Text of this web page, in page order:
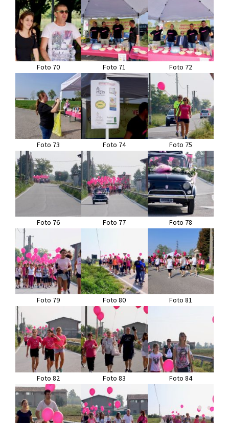
Foto 70 Foto 71 Foto 72
Foto 73 Foto 74 Foto 75
Foto 76 Foto 77 Foto 78
Foto 79 Foto 80 Foto 81
Foto 82 Foto 83 Foto 84